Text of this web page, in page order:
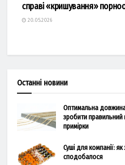
справі «кришування»
20.05.2026
Останні новини
Оптимальна
зробити правильний
примірки
Суші для компанії:
сподобалося